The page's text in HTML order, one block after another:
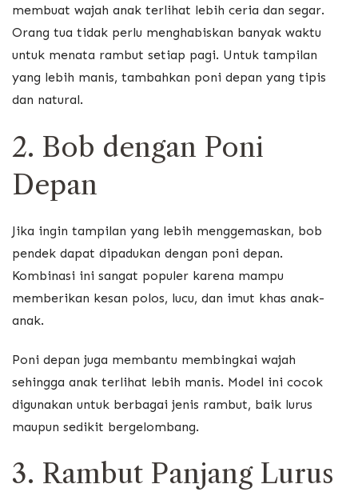
membuat wajah anak terlihat lebih ceria dan segar.
Orang tua tidak perlu menghabiskan banyak waktu
untuk menata rambut setiap pagi. Untuk tampilan
yang lebih manis, tambahkan poni depan yang tipis
dan natural.
2. Bob dengan Poni
Depan
Jika ingin tampilan yang lebih menggemaskan, bob
pendek dapat dipadukan dengan poni depan.
Kombinasi ini sangat populer karena mampu
memberikan kesan polos, lucu, dan imut khas anak-
anak.
Poni depan juga membantu membingkai wajah
sehingga anak terlihat lebih manis. Model ini cocok
digunakan untuk berbagai jenis rambut, baik lurus
maupun sedikit bergelombang.
3. Rambut Panjang Lurus